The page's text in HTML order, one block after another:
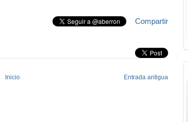
Compartir
Entrada antigua
Inicio